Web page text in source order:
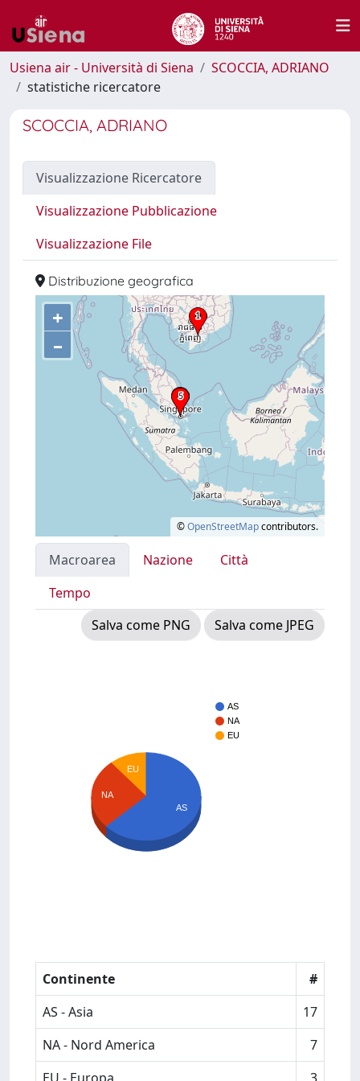
Usiena air - Università di Siena
SCOCCIA, ADRIANO
statistiche ricercatore
SCOCCIA, ADRIANO
Visualizzazione Ricercatore
Visualizzazione Pubblicazione
Visualizzazione File
Distribuzione geografica
+
–
©OpenStreetMapcontributors.
Macroarea Nazione
Città
Tempo
Salva come PNG
Salva come JPEG
AS
NA
EU
EU
NA
AS
Continente
#
AS - Asia
17
NA - Nord America
7